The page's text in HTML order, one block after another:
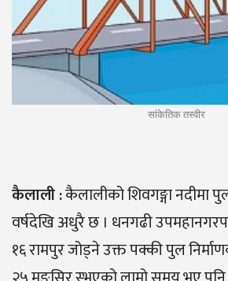
सांकेतिक तस्वीर
कैलाली:कैलालीको शिवगङ्गा नदीमा
वर्षदेखि अधुरै छ । धनगढी
१६ रामपुर जोड्ने उक्त पक्की पुल